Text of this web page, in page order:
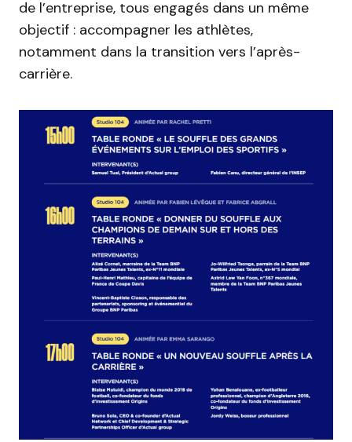
de l’entreprise, tous engagés dans un même
objectif : accompagner les athlètes,
notamment dans la transition vers l’après-
carrière.